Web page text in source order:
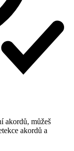
akordů, můžeš
akordů a